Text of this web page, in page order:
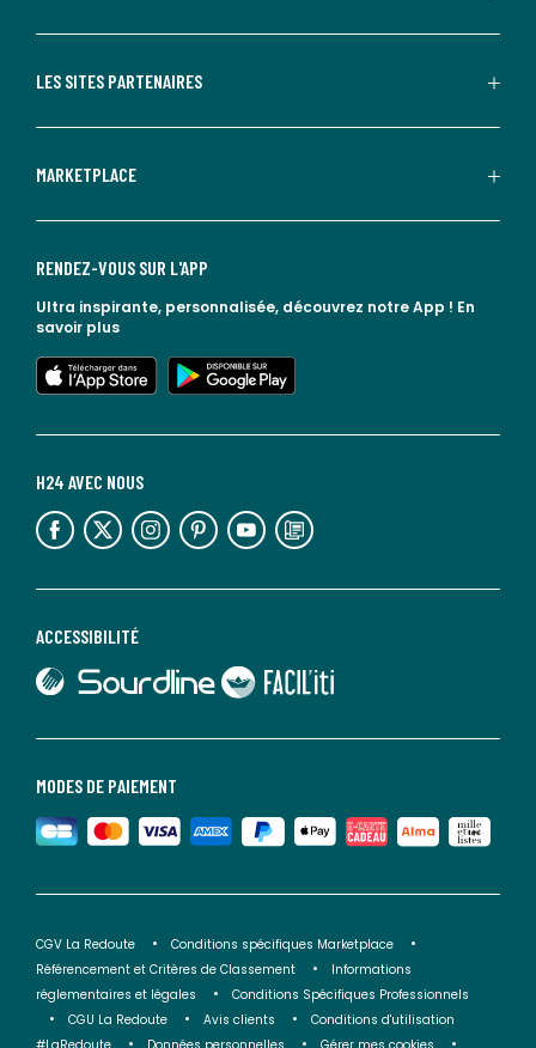
LES SITES PARTENAIRES
MARKETPLACE
MODES DE PAIEMENT
ACCESSIBILITÉ
lien vers Sourdline
lien vers Faciliti
H24 AVEC NOUS
lien vers l'espace réseaux sociaux lien vers l'espace réseaux sociaux lien vers l'espace réseaux sociaux lien vers l'espace réseaux sociaux lien vers l'espace réseaux sociaux lien vers le blog la redoute
RENDEZ-VOUS SUR L'APP
Ultra inspirante, personnalisée, découvrez notre App ! En
savoir plus
lien vers l'app store
lien vers google play
CGV La Redoute
Conditions spécifiques Marketplace
Référencement et Critères de Classement
Informations
réglementaires et légales
Conditions Spécifiques Professionnels
CGU La Redoute
Avis clients
Conditions d'utilisation